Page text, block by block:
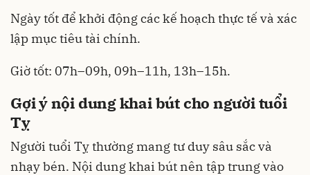
Ngày tốt để khởi động các kế hoạch thực tế và xác
lập mục tiêu tài chính.
Giờ tốt: 07h–09h, 09h–11h, 13h–15h.
Gợi ý nội dung khai bút cho người tuổi
Tỵ
Người tuổi Tỵ thường mang tư duy sâu sắc và
nhạy bén. Nội dung khai bút nên tập trung vào